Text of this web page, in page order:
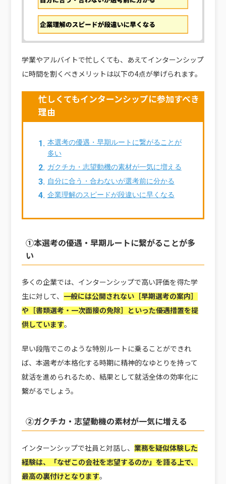
学業やアルバイトで忙しくても、あえてインターンシップ
に時間を割くべきメリットは以下の4点が挙げられます。
忙しくてもインターンシップに参加すべき
理由
本選考の優遇・早期ルートに繋がることが
多い
ガクチカ・志望動機の素材が一気に増える
自分に合う・合わないが選考前に分かる
企業理解のスピードが段違いに早くなる
①本選考の優遇・早期ルートに繋がることが多
い
多くの企業では、インターンシップで高い評価を得た学
生に対して、 一般には公開されない［早期選考の案内］
や［書類選考・一次面接の免除］といった優遇措置を提
供しています。
早い段階でこのような特別ルートに乗ることができれ
ば、本選考が本格化する時期に精神的なゆとりを持って
就活を進められるため、結果として就活全体の効率化に
繋がるでしょう。
②ガクチカ・志望動機の素材が一気に増える
インターンシップで社員と対話し、 業務を疑似体験した
経験は、「なぜこの会社を志望するのか」を語る上で、
最高の裏付けとなります。